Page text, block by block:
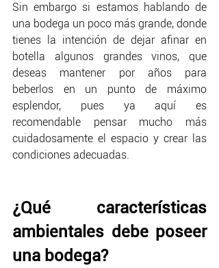
Sin embargo si estamos hablando de
una bodega un poco más grande, donde
tienes la intención de dejar afinar en
botella algunos grandes vinos, que
deseas mantener por años para
beberlos en un punto de máximo
esplendor, pues ya aquí es
recomendable pensar mucho más
cuidadosamente el espacio y crear las
condiciones adecuadas.
¿Qué características
ambientales debe poseer
una bodega?